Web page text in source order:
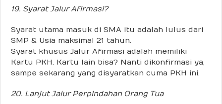
19. Syarat Jalur Afirmasi?
Syarat utama masuk di SMA itu adalah lulus dari
SMP & Usia maksimal 21 tahun.
Syarat khusus Jalur Afirmasi adalah memiliki
Kartu PKH. Kartu lain bisa? Nanti dikonfirmasi ya,
sampe sekarang yang disyaratkan cuma PKH ini.
20. Lanjut Jalur Perpindahan Orang Tua